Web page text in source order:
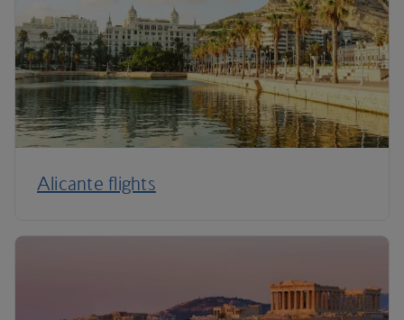
Alicante flights